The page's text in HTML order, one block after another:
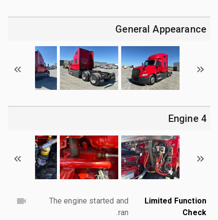
General Appearance
4 Engine
Limited Function
Check
The engine started and
ran.